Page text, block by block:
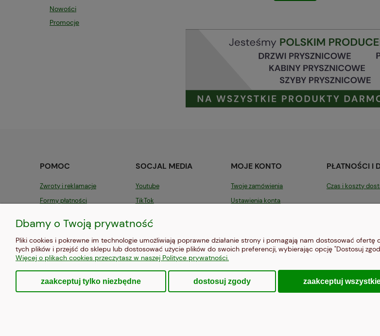
Nowości
Promocje
POMOC
Zwroty i reklamacje
Formy płatności
pytania
SOCJAL MEDIA
Youtube
TikTok
MOJE KONTO
Twoje zamówienia
Ustawienia konta
PŁATNOŚCI I
Czas i koszty
Dbamy o Twoją prywatność
Pliki cookies i pokrewne im technologie umożliwiają poprawne działanie strony i pomagają nam dostosować
tych plików i przejść do sklepu lub dostosować użycie plików do swoich preferencji, wybierając opcję "Dostosuj
Więcej o plikach cookies przeczytasz w naszej Polityce prywatności.
zaakceptuj tylko niezbędne dostosuj zgody zaakceptuj